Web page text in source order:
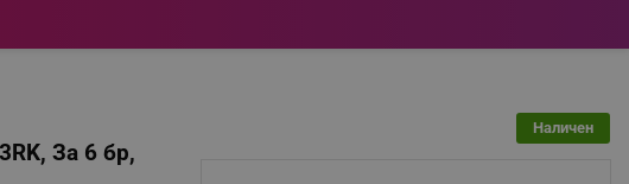
За 6 бр,
Наличен